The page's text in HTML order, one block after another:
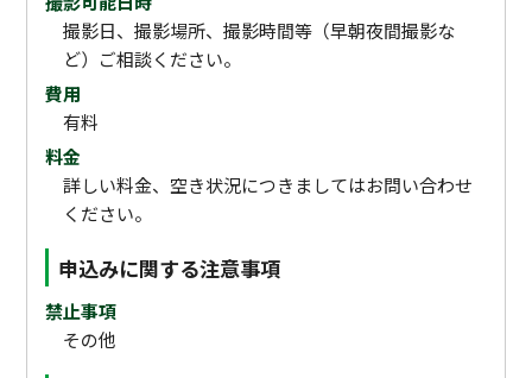
撮影日、撮影場所、撮影時間等（早朝夜間撮影な
ど）ご相談ください。
費用
有料
料金
詳しい料金、空き状況につきましてはお問い合わせ
ください。
申込みに関する注意事項
禁止事項
その他